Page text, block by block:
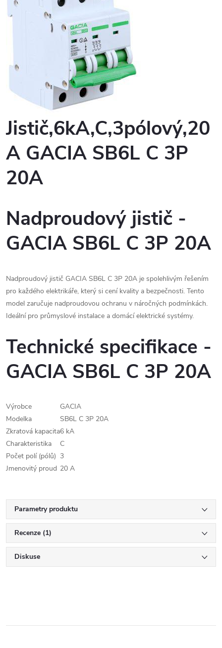
Jistič,6kA,C,3pólový,20
A GACIA SB6L C 3P
20A
Nadproudový jistič -
GACIA SB6L C 3P 20A
Nadproudový jistič GACIA SB6L C 3P 20A je spolehlivým řešením
pro každého elektrikáře, který si cení kvality a bezpečnosti. Tento
model zaručuje nadproudovou ochranu v náročných podmínkách.
Ideální pro průmyslové instalace a domácí elektrické systémy.
Technické specifikace -
GACIA SB6L C 3P 20A
Výrobce
GACIA
Modelka
SB6L C 3P 20A
Zkratová kapacita6 kA
Charakteristika
C
Počet polí (pólů) 3
Jmenovitý proud 20 A
Parametry produktu
Recenze (1)
Diskuse